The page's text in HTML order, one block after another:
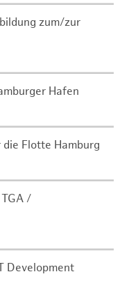
zum/zur
Hafen
Flotte Hamburg
/
Development